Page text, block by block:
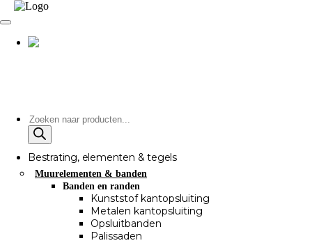
Producten
zoeken
Bestrating, elementen & tegels
Muurelementen & banden
Banden en randen
Kunststof kantopsluiting
Metalen kantopsluiting
Opsluitbanden
Palissaden